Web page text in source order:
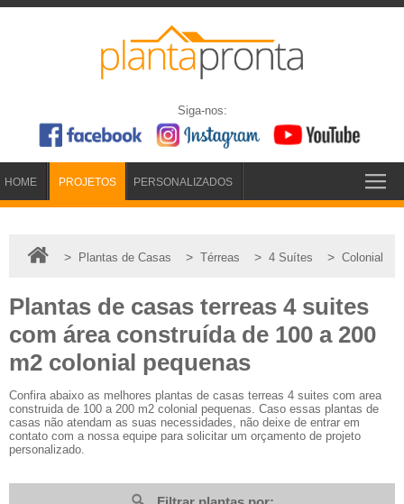
Siga-nos:
HOME PROJETOS PERSONALIZADOS
> Plantas de Casas > Térreas > 4 Suítes > Colonial
Plantas de casas terreas 4 suites
com área construída de 100 a 200
m2 colonial pequenas
Confira abaixo as melhores plantas de casas terreas 4 suites com area
construida de 100 a 200 m2 colonial pequenas. Caso essas plantas de
casas não atendam as suas necessidades, não deixe de entrar em
contato com a nossa equipe para solicitar um orçamento de projeto
personalizado.